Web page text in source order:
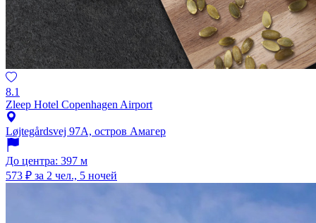
8.1
Zleep Hotel Copenhagen Airport
Løjtegårdsvej 97A, остров Амагер
До центра: 397 м
573 ₽ за 2 чел., 5 ночей